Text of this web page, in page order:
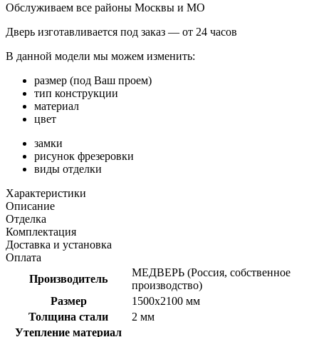
Обслуживаем все районы Москвы и МО
Дверь изготавливается под заказ — от 24 часов
В данной модели мы можем изменить:
размер (под Ваш проем)
тип конструкции
материал
цвет
замки
рисунок фрезеровки
виды отделки
Характеристики
Описание
Отделка
Комплектация
Доставка и установка
Оплата
Производитель
МЕДВЕРЬ (Россия, собственное
производство)
Размер
1500х2100 мм
Толщина стали
2 мм
Утепление материал